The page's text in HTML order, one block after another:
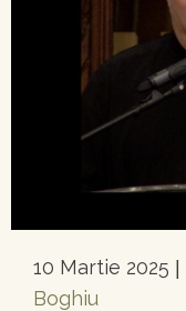
10 Martie 2025
Boghiu